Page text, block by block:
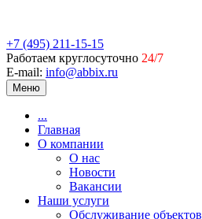
+7 (495) 211-15-15
Работаем круглосуточно 24/7
E-mail: info@abbix.ru
Меню
...
Главная
О компании
О нас
Новости
Вакансии
Наши услуги
Обслуживание объектов